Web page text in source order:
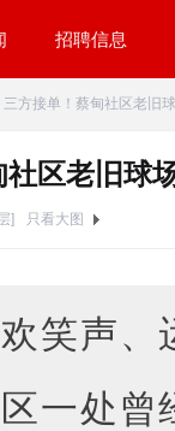
招聘信息
三方接单！蔡甸社区老旧
区老旧球
] 只看大图
笑声
一处